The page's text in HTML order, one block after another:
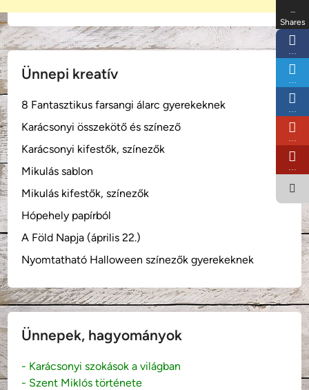
Ünnepi kreatív
8 Fantasztikus farsangi álarc gyerekeknek
Karácsonyi összekötő és színező
Karácsonyi kifestők, színezők
Mikulás sablon
Mikulás kifestők, színezők
Hópehely papírból
A Föld Napja (április 22.)
Nyomtatható Halloween színezők gyerekeknek
Ünnepek, hagyományok
- Karácsonyi szokások a világban
- Szent Miklós története
…
Shares
…
…
…
…
…